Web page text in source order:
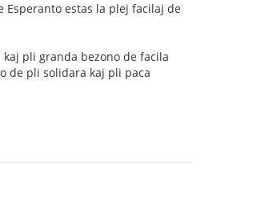
estas la plej facilaj de
pli granda bezono de facila
de pli solidara kaj pli paca